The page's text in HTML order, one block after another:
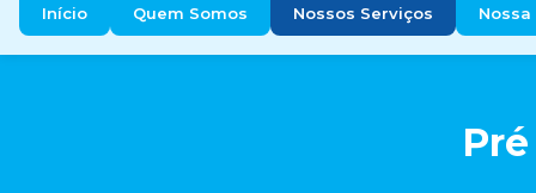
Início Quem Somos Nossos Serviços Nossa